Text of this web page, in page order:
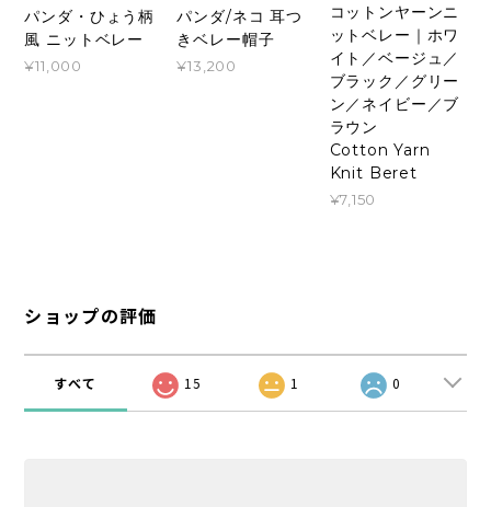
パンダ・ひょう柄
風 ニットベレー
¥11,000
パンダ/ネコ 耳つ
きベレー帽子
¥13,200
コットンヤーンニ
ットベレー｜ホワ
イト／ベージュ／
ブラック／グリー
ン／ネイビー／ブ
ラウン
Cotton Yarn
Knit Beret
¥7,150
ショップの評価
すべて 15 1 0